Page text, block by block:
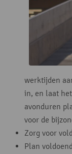
werktijden
in, en laat
avonduren
voor de
Zorg voor
Plan